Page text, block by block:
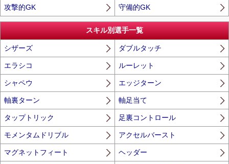
攻撃的GK 守備的GK
スキル別選手一覧
シザーズ ダブルタッチ
エラシコ ルーレット
シャペウ エッジターン
軸裏ターン 軸足当て
タップトリック 足裏コントロール
モメンタムドリブル アクセルバースト
マグネットフィート ヘッダー